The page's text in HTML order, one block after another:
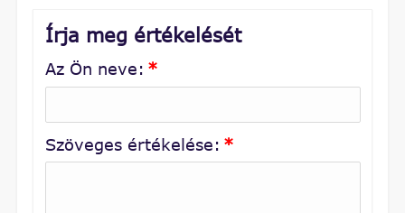
Írja meg értékelését
Az Ön neve: *
Szöveges értékelése: *